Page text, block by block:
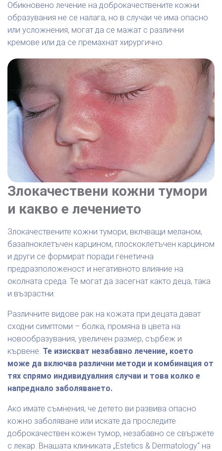
Обикновено лечение на доброкачествените кожни
образувания не се налага, но в случаи че има опасно
или усложнения, могат да се мажат с различни
кремове или да се премахнат хирургично.
Злокачествени кожни тумори
и какво е лечението
Злокачествените кожни тумори, вклчващи меланом,
базалноклетъчен карцином, плоскоклетъчен карцином
и други се формират поради генетична
предразположеност и негативното влияние на
околната среда. Те могат да засегнат както деца, така
и възрастни.
Различните видове рак на кожата при децата дават
сходни симптоми – болка, промяна в цвета на
новообразувания, увеличен размер, сърбеж и
кървене. Те изискват незабавно лечение, което
може да включва различни методи и комбинация от
тях спрямо индивидуалния случаи и това колко е
напреднало заболяването.
Ако имате съмнения, че детето ви развива опасно
кожно заболяване или искате да проследите
доброкачествен кожен тумор, незабавно се свържете
с лекар. Внашата клиниката „Estetics & Dermatology“ на